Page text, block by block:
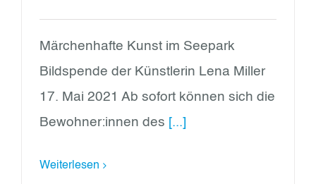
Märchenhafte Kunst im Seepark
Bildspende der Künstlerin Lena Miller
17. Mai 2021 Ab sofort können sich die
Bewohner:innen des [...]
Weiterlesen